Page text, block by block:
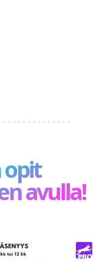
opit
avulla!